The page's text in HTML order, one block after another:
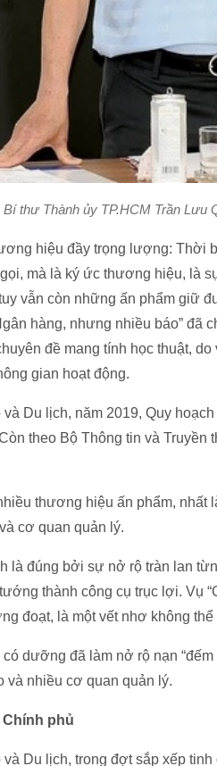
Bí thư Thành ủy TP.HCM Trần Lưu
hiệu đầy trọng lượng: Thời
mà là ký ức thương hiệu, là
vẫn còn những ấn phẩm giữ
hàng, nhưng nhiều báo” đã
đề mang tính học thuật,
gian hoạt động.
Du lịch, năm 2019, Quy
theo Bộ Thông tin và
thương hiệu ấn phẩm, nhất
cơ quan quản lý.
là đúng bởi sự nở rộ tràn lan
thành công cụ trục lợi. Vụ
đoạt, là một vết nhơ không thể
dưỡng đã làm nở rộ nạn
và nhiều cơ quan quản lý.
phủ
Du lịch, trong đợt sắp xếp